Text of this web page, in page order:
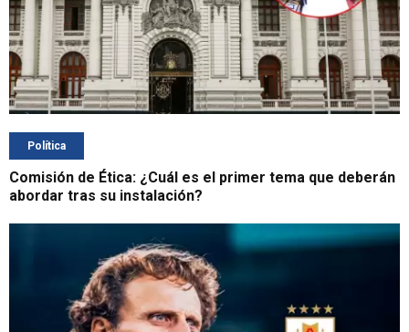
Política
Comisión de Ética: ¿Cuál es el primer tema que deberán
abordar tras su instalación?